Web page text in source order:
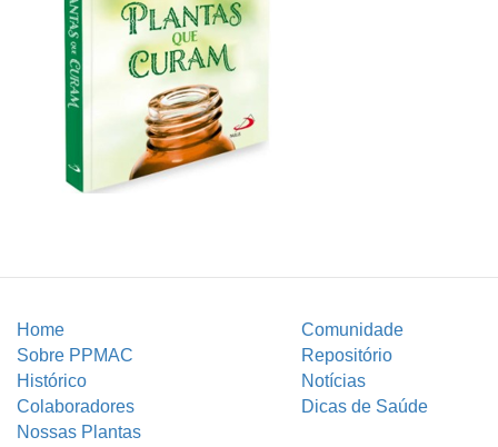
Home
Comunidade
Sobre PPMAC
Repositório
Histórico
Notícias
Colaboradores
Dicas de Saúde
Nossas Plantas